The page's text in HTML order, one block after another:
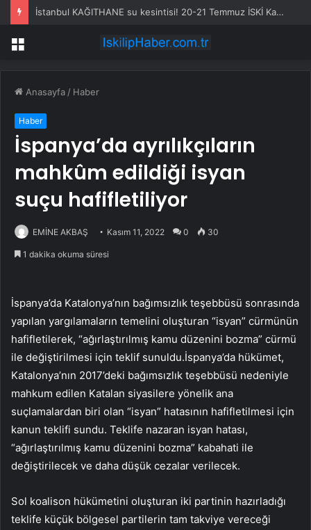
İstanbul KAĞITHANE su kesintisi! 20-21 Temmuz İSKİ Kağıthane su kesintisi ne zaman bitecek, sular ne zaman gelecek?
Menü
Anasayfa / Haber
Haber
İspanya’da ayrılıkçıların
mahkûm edildiği isyan
suçu hafifletiliyor
EMİNE AKBAŞ Kasım 11, 2022 0 30
1 dakika okuma süresi
İspanya’da Katalonya’nın bağımsızlık teşebbüsü sonrasında
yapılan yargılamaların temelini oluşturan “isyan” cürmünün
hafifletilerek, “ağırlaştırılmış kamu düzenini bozma” cürmü
ile değiştirilmesi için teklif sunuldu.İspanya’da hükümet,
Katalonya’nın 2017’deki bağımsızlık teşebbüsü nedeniyle
mahkum edilen Katalan siyasilere yönelik ana
suçlamalardan biri olan “isyan” hatasının hafifletilmesi için
kanun teklifi sundu. Teklife nazaran isyan hatası,
“ağırlaştırılmış kamu düzenini bozma” kabahati ile
değiştirilecek ve daha düşük cezalar verilecek.
Sol koalison hükümetini oluşturan iki partinin hazırladığı
teklife küçük bölgesel partilerin tam takviye vereceği